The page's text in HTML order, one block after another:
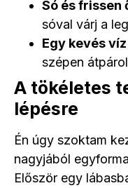
Só és frissen
sóval várj a
Egy kevés víz
szépen
A tökéletes
lépésre
Én úgy szoktam
nagyjából
Először egy